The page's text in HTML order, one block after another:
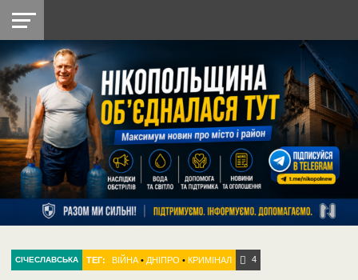
НІКОПОЛЬ
РАЙОН
СІЧЕСЛАВСЬКА
УКРАЇНА
РЕТРО
НІКОПОЛЬ
ЛАЙТ
УКРАЇНА
ДОПОМОГА
РАДІО
СІЧЕСЛАВСЬКА ТЕГ: ВІЙНА • ДНІПРО •КРИМІНАЛ 4